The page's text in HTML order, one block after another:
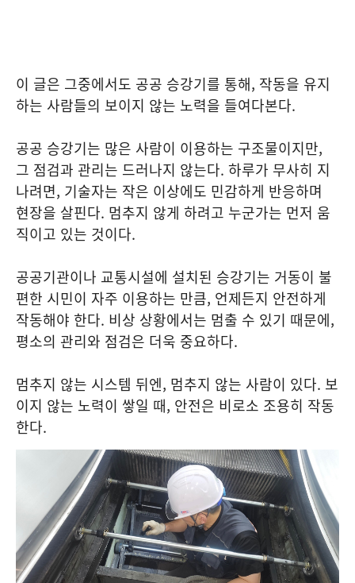
이 글은 그중에서도 공공 승강기를 통해, 작동을 유지
하는 사람들의 보이지 않는 노력을 들여다본다.
공공 승강기는 많은 사람이 이용하는 구조물이지만,
그 점검과 관리는 드러나지 않는다. 하루가 무사히 지
나려면, 기술자는 작은 이상에도 민감하게 반응하며
현장을 살핀다. 멈추지 않게 하려고 누군가는 먼저 움
직이고 있는 것이다.
공공기관이나 교통시설에 설치된 승강기는 거동이 불
편한 시민이 자주 이용하는 만큼, 언제든지 안전하게
작동해야 한다. 비상 상황에서는 멈출 수 있기 때문에,
평소의 관리와 점검은 더욱 중요하다.
멈추지 않는 시스템 뒤엔, 멈추지 않는 사람이 있다. 보
이지 않는 노력이 쌓일 때, 안전은 비로소 조용히 작동
한다.